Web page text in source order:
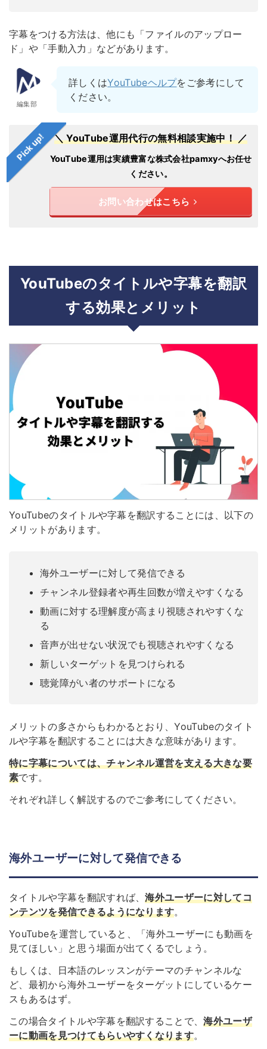
字幕をつける方法は、他にも「ファイルのアップロー
ド」や「手動入力」などがあります。
編集部
詳しくはYouTubeヘルプをご参考にして
ください。
Pick up! ＼ YouTube運用代行の無料相談実施中！ ／
YouTube運用は実績豊富な株式会社pamxyへお任せ
ください。
お問い合わせはこちら
YouTubeのタイトルや字幕を翻訳
する効果とメリット
YouTubeのタイトルや字幕を翻訳することには、以下の
メリットがあります。
海外ユーザーに対して発信できる
チャンネル登録者や再生回数が増えやすくなる
動画に対する理解度が高まり視聴されやすくな
る
音声が出せない状況でも視聴されやすくなる
新しいターゲットを見つけられる
聴覚障がい者のサポートになる
メリットの多さからもわかるとおり、YouTubeのタイト
ルや字幕を翻訳することには大きな意味があります。
特に字幕については、チャンネル運営を支える大きな要
素です。
それぞれ詳しく解説するのでご参考にしてください。
海外ユーザーに対して発信できる
タイトルや字幕を翻訳すれば、海外ユーザーに対してコ
ンテンツを発信できるようになります。
YouTubeを運営していると、「海外ユーザーにも動画を
見てほしい」と思う場面が出てくるでしょう。
もしくは、日本語のレッスンがテーマのチャンネルな
ど、最初から海外ユーザーをターゲットにしているケー
スもあるはず。
この場合タイトルや字幕を翻訳することで、海外ユーザ
ーに動画を見つけてもらいやすくなります。